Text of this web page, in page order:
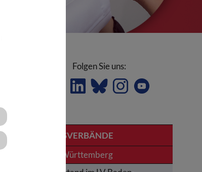
Folgen Sie uns:
LANDESVERBÄNDE
Baden-Württemberg